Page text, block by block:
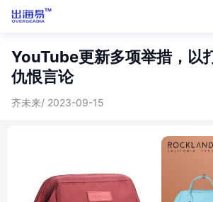
YouTube更新多项举措，以
仇恨言论
齐未来/ 2023-09-15